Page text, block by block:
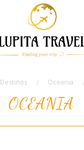
Destinos Oceania
OCEANIA